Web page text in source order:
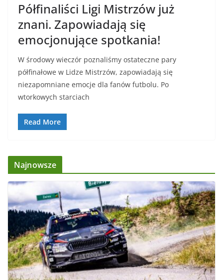
Półfinaliści Ligi Mistrzów już
znani. Zapowiadają się
emocjonujące spotkania!
W środowy wieczór poznaliśmy ostateczne pary
półfinałowe w Lidze Mistrzów, zapowiadają się
niezapomniane emocje dla fanów futbolu. Po
wtorkowych starciach
Read More
Najnowsze